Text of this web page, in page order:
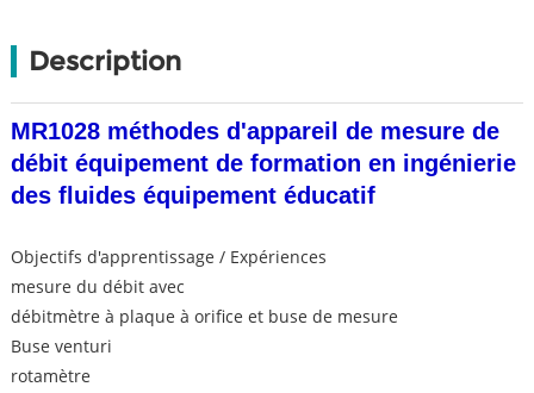
Description
MR1028 méthodes d'appareil de mesure de
débit équipement de formation en ingénierie
des fluides équipement éducatif
Objectifs d'apprentissage / Expériences
mesure du débit avec
débitmètre à plaque à orifice et buse de mesure
Buse venturi
rotamètre